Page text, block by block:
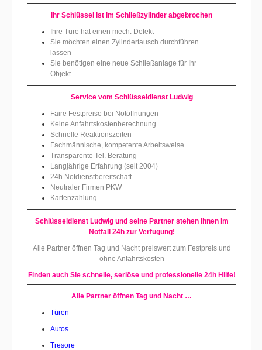
Ihr Schlüssel ist im Schließzylinder abgebrochen
Ihre Türe hat einen mech. Defekt
Sie möchten einen Zylindertausch durchführen
lassen
Sie benötigen eine neue Schließanlage für Ihr
Objekt
Service vom Schlüsseldienst Ludwig
Faire Festpreise bei Notöffnungen
Keine Anfahrtskostenberechnung
Schnelle Reaktionszeiten
Fachmännische, kompetente Arbeitsweise
Transparente Tel. Beratung
Langjährige Erfahrung (seit 2004)
24h Notdienstbereitschaft
Neutraler Firmen PKW
Kartenzahlung
Schlüsseldienst Ludwig und seine Partner stehen Ihnen im
Notfall 24h zur Verfügung!
Alle Partner öffnen Tag und Nacht preiswertzum Festpreis und
ohne Anfahrtskosten
Finden auch Sie schnelle, seriöse und professionelle 24h Hilfe!
Alle Partner öffnen Tag und Nacht …
Türen
Autos
Tresore